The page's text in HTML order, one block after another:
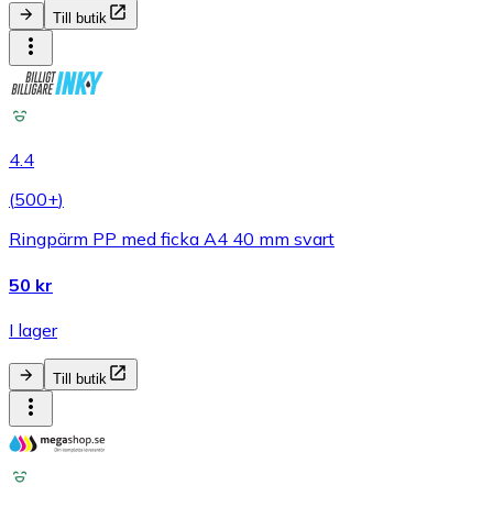
Till butik
4.4
(500+)
Ringpärm PP med ficka A4 40 mm svart
50 kr
I lager
Till butik